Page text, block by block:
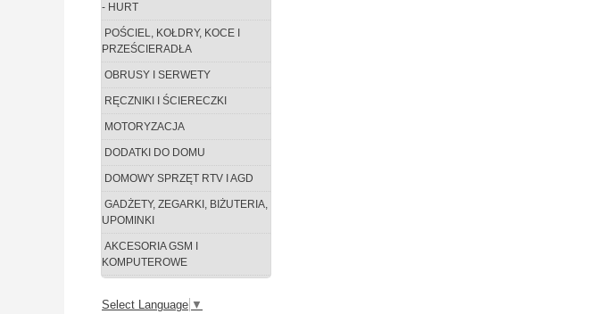
- HURT
POŚCIEL, KOŁDRY, KOCE I
PRZEŚCIERADŁA
OBRUSY I SERWETY
RĘCZNIKI I ŚCIERECZKI
MOTORYZACJA
DODATKI DO DOMU
DOMOWY SPRZĘT RTV I AGD
GADŻETY, ZEGARKI, BIŻUTERIA,
UPOMINKI
AKCESORIA GSM I
KOMPUTEROWE
Select Language ▼